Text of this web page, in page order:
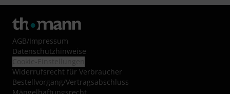
AGB/Impressum
Datenschutzhinweise
Widerrufsrecht für Verbraucher
Bestellvorgang/Vertragsabschluss